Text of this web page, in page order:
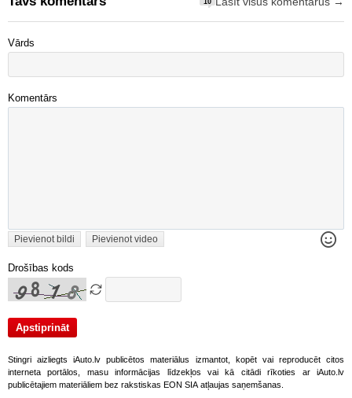
Vārds
Komentārs
Pievienot bildi Pievienot video
Drošības kods
Stingri aizliegts iAuto.lv publicētos materiālus izmantot, kopēt vai reproducēt citos
interneta portālos, masu informācijas līdzekļos vai kā citādi rīkoties ar iAuto.lv
publicētajiem materiāliem bez rakstiskas EON SIA atļaujas saņemšanas.